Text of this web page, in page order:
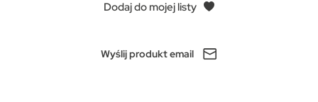
Dodaj do mojej listy
Wyślij produkt email